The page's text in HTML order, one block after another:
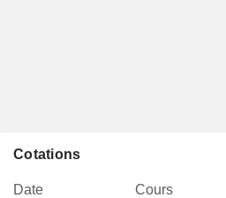
Cotations
Date Cours